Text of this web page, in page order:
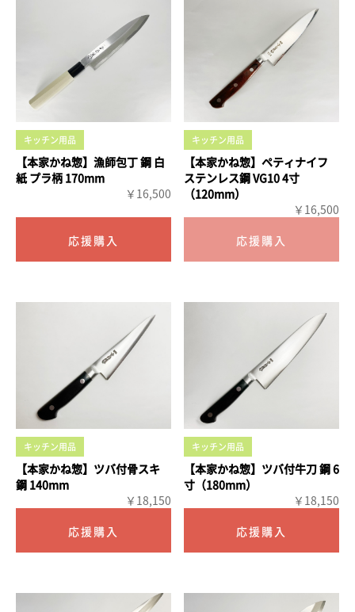
キッチン用品
【本家かね惣】漁師包丁 鋼 白
紙 プラ柄 170mm
￥16,500
キッチン用品
【本家かね惣】ペティナイフ
ステンレス鋼 VG10 4寸
（120mm）
￥16,500
キッチン用品
【本家かね惣】ツバ付骨スキ
鋼 140mm
￥18,150
キッチン用品
【本家かね惣】ツバ付牛刀 鋼 6
寸（180mm）
￥18,150